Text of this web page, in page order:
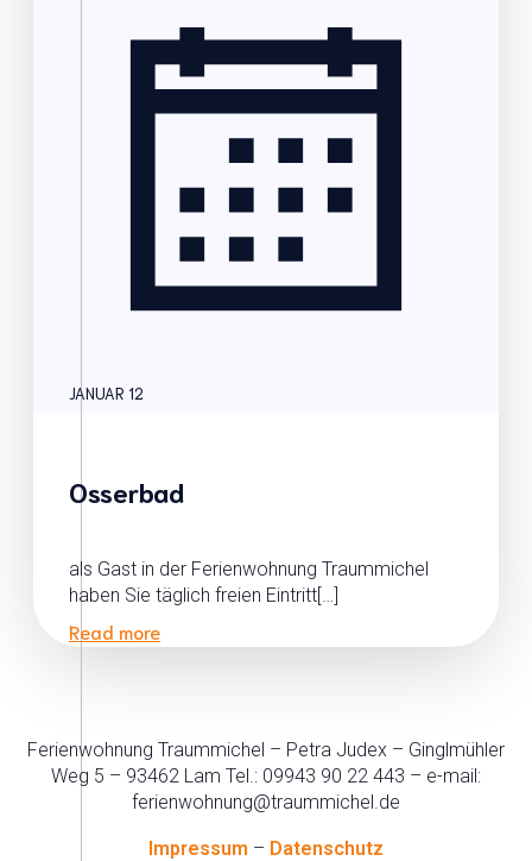
JANUAR 12
Osserbad
als Gast in der Ferienwohnung Traummichel
haben Sie täglich freien Eintritt[…]
Read more
Ferienwohnung Traummichel – Petra Judex – Ginglmühler
Weg 5 – 93462 Lam Tel.: 09943 90 22 443 – e-mail:
ferienwohnung@traummichel.de
Impressum – Datenschutz